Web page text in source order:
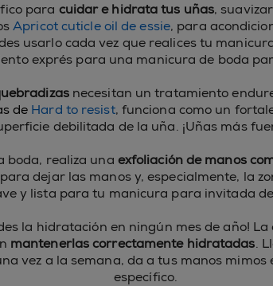
para cuidar e hidrata tus uñas,
Apricot cuticle oil de essie, para
usarlo cada vez que realices tu
exprés para una manicura de boda
necesitan un tratamiento
de Hard to resist, funciona como un
debilitada de la uña. ¡Uñas más
boda, realiza una exfoliación de manos
dejar las manos y, especialmente, la
y lista para tu manicura para invitada
la hidratación en ningún mes de año!
mantenerlas correctamente hidratadas.
vez a la semana, da a tus manos
específico.